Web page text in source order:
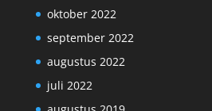
oktober 2022
september 2022
augustus 2022
juli 2022